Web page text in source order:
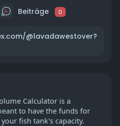
Beiträge 0
@lavadawestover?
Calculator is a
to have the funds for
fish tank's capacity.